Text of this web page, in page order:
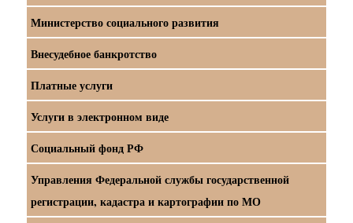
Министерство социального развития
Внесудебное банкротство
Платные услуги
Услуги в электронном виде
Социальный фонд РФ
Управления Федеральной службы государственной
регистрации, кадастра и картографии по МО